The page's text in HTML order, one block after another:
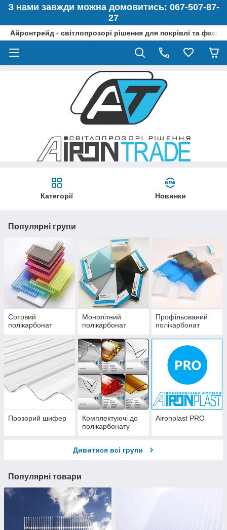
З нами завжди можна домовитись: 067-507-87-
27
Айронтрейд - світлопрозорі рішення для покрівлі та
Категорії Новинки
Популярні групи
Сотовий
полікарбонат
Монолітний
полікарбонат
Профільований
полікарбонат
Прозорий шифер
Комплектуючі до
полікарбонату
Aironplast PRO
Дивитися всі групи
Популярні товари